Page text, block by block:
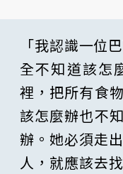
「我認識一位
全不知道該怎
裡，把所有食
該怎麼辦也不
辦。她必須走
人，就應該去